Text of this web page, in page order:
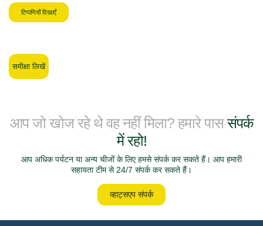
टिप्पणियाँ दिखाएँ
समीक्षा लिखें
आप जो खोज रहे थे वह नहीं मिला? हमारे पाससंपर्क
में रहो!
आप अधिक पर्यटन या अन्य चीजों के लिए हमसे संपर्क कर सकते हैं। आप हमारी
सहायता टीम से 24/7 संपर्क कर सकते हैं।
व्हाट्सएप संपर्क